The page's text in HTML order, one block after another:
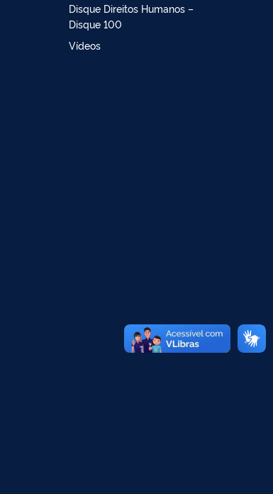
Disque Direitos Humanos –
Disque 100
Vídeos